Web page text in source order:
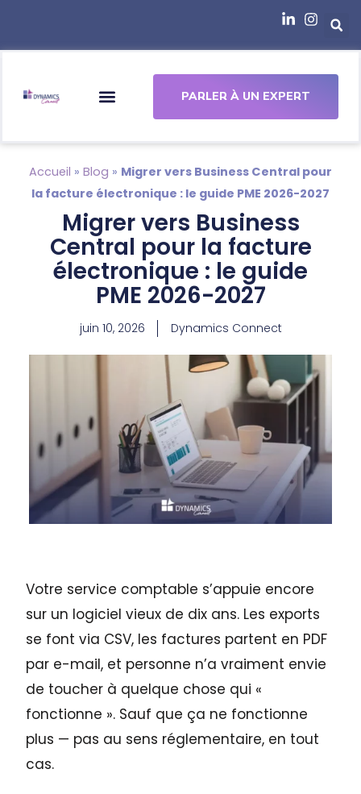
PARLER À UN EXPERT
Accueil » Blog » Migrer vers Business Central pour
la facture électronique : le guide PME 2026-2027
Migrer vers Business
Central pour la facture
électronique : le guide
PME 2026-2027
juin 10, 2026 Dynamics Connect
Votre service comptable s’appuie encore
sur un logiciel vieux de dix ans. Les exports
se font via CSV, les factures partent en PDF
par e-mail, et personne n’a vraiment envie
de toucher à quelque chose qui «
fonctionne ». Sauf que ça ne fonctionne
plus — pas au sens réglementaire, en tout
cas.